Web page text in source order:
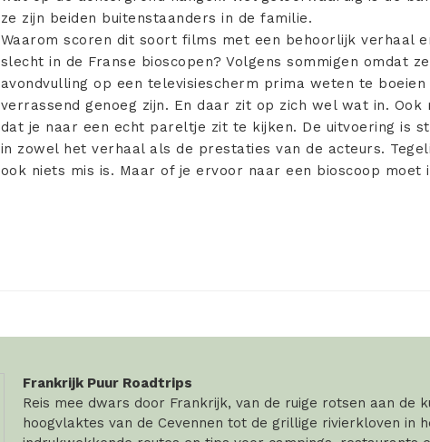
ze zijn beiden buitenstaanders in de familie.
Waarom scoren dit soort films met een behoorlijk verhaal
slecht in de Franse bioscopen? Volgens sommigen omdat
avondvulling op een televisiescherm prima weten te
verrassend genoeg zijn. En daar zit op zich wel wat in.
dat je naar een echt pareltje zit te kijken. De uitvoering is
in zowel het verhaal als de prestaties van de acteurs.
ook niets mis is. Maar of je ervoor naar een bioscoop moet
Frankrijk Puur Roadtrips
Reis mee dwars door Frankrijk, van de ruige rotsen aan
hoogvlaktes van de Cevennen tot de grillige rivierkloven in